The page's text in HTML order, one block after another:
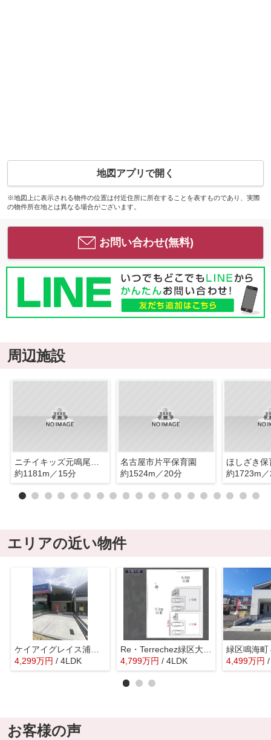
地図アプリで開く
※地図上に表示される物件の位置は付近住所に所在することを表すものであり、実際
の物件所在地とは異なる場合がございます。
お問い合わせ(無料)
周辺施設
約1181m／15分
名古屋市片平保育園
約1524m／20分
ほしざき保
約1723m
エリアの近い物件
4,299万円 / 4LDK
Re・Terrechez緑区大根山1期
4,799万円 / 4LDK
緑区鳴海町
4,499万円
お客様の声